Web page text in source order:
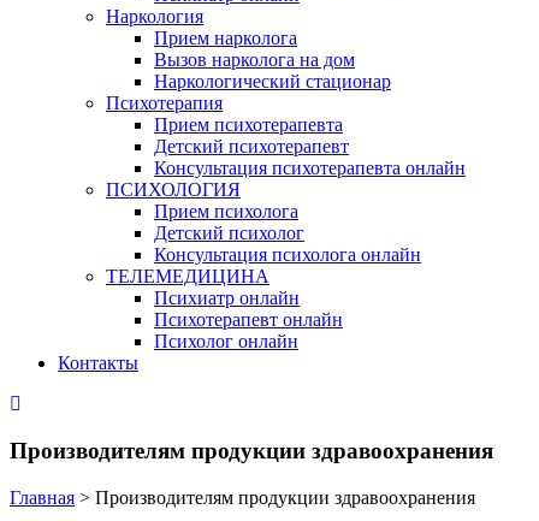
Наркология
Прием нарколога
Вызов нарколога на дом
Наркологический стационар
Психотерапия
Прием психотерапевта
Детский психотерапевт
Консультация психотерапевта онлайн
ПСИХОЛОГИЯ
Прием психолога
Детский психолог
Консультация психолога онлайн
ТЕЛЕМЕДИЦИНА
Психиатр онлайн
Психотерапевт онлайн
Психолог онлайн
Контакты
Производителям продукции здравоохранения
Главная > Производителям продукции здравоохранения